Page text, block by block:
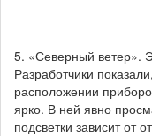
5. «Северный ветер».
Разработчики
расположении
ярко. В ней явно
подсветки зависит от